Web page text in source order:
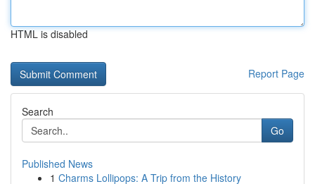
HTML is disabled
Report Page
Search
Go
Published News
1 Charms Lollipops: A Trip from the History